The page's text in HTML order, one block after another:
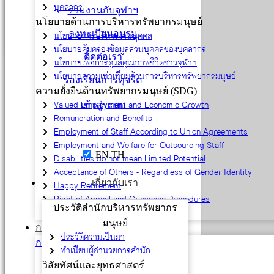
บุคลากร
นโยบายด้านการบริหารทรัพยากรมนุษย์
นโยบายการบริหารงานบุคคล
นโยบายคุ้มครองข้อมูลส่วนบุคคลของบุคลากร
นโยบายเพื่อการดูแลคุณภาพชีวิตชาวจุฬาฯ
นโยบายความเท่าเทียมด้านการบริหารทรัพยากรมนุษย์
ความยั่งยืนด้านทรัพยากรมนุษย์ (SDG)
Valued Employment and Economic Growth
Remuneration and Benefits
Employment of Staff According to Union Agreements
Employment and Welfare for Outsourcing Staff
Disabilities do not mean Limited Potential
Acceptance of Others - Regardless of Gender Identity
Happy Retirement
Right of Appeal and Grievance Procedures
Employment Practices Governance
การสรรหาและบรรจุ
กรอบอัตรากำลัง
การขออนุมัติกรอบอัตรา
ร่วมงานกับจุฬาฯ
ลงทะเบียนอบรม
ติดต่อเรา
ร้องเรียนการทุจริต
เข้าสู่ระบบ
EN TH
เกี่ยวกับเรา
ประวัติสำนักบริหารทรัพยากร
มนุษย์
ประวัติความเป็นมา
ทำเนียบผู้อำนวยการสำนัก
วิสัยทัศน์และยุทธศาสตร์